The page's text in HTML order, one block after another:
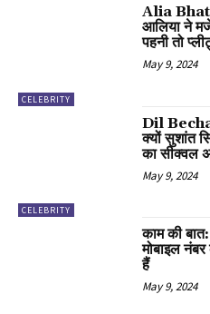
CELEBRITY
Alia Bhatt:
आलिया ने
पहनी तो
May 9, 2024
CELEBRITY
Dil
क्यों सुशांत
का सीक्वल
May 9, 2024
काम की
मोबाइल
हैं
May 9, 2024